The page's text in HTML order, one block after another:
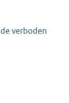
verboden